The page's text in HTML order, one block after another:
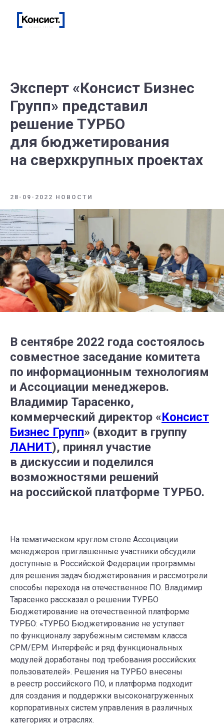
Эксперт «Консист Бизнес
Групп» представил
решение ТУРБО
для бюджетирования
на сверхкрупных проектах
28-09-2022 НОВОСТИ
В сентябре 2022 года состоялось
совместное заседание комитета
по информационным технологиям
и Ассоциации менеджеров.
Владимир Тарасенко,
коммерческий директор «Консист
Бизнес Групп» (входит в группу
ЛАНИТ), принял участие
в дискуссии и поделился
возможностями решений
на российской платформе ТУРБО.
На тематическом круглом столе Ассоциации
менеджеров приглашенные участники обсудили
доступные в Российской Федерации программы
для решения задач бюджетирования и рассмотрели
способы перехода на отечественное ПО. Владимир
Тарасенко рассказал о решении ТУРБО
Бюджетирование на отечественной платформе
ТУРБО: «ТУРБО Бюджетирование не уступает
по функционалу зарубежным системам класса
CPM/EPM. Интерфейс и ряд функциональных
модулей доработаны под требования российских
пользователей». Решения на ТУРБО внесены
в реестр российского ПО, и платформа подходит
для создания и поддержки высоконагруженных
корпоративных систем управления в различных
категориях и отраслях.